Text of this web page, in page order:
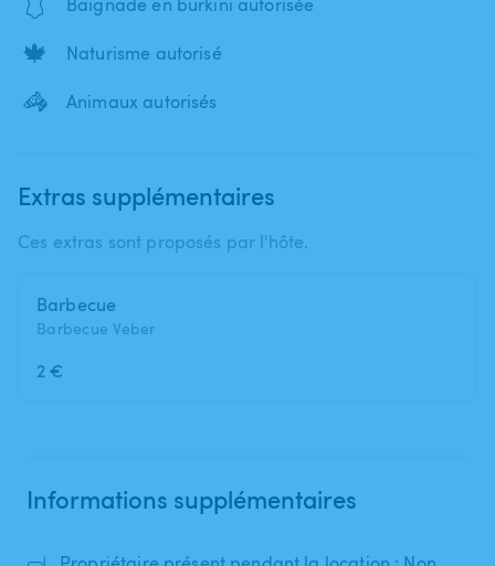
🍁 Naturisme autorisé
🦓 Animaux autorisés
Extras supplémentaires
Ces extras sont proposés par l'hôte.
Barbecue
Barbecue Veber
2 €
Informations supplémentaires